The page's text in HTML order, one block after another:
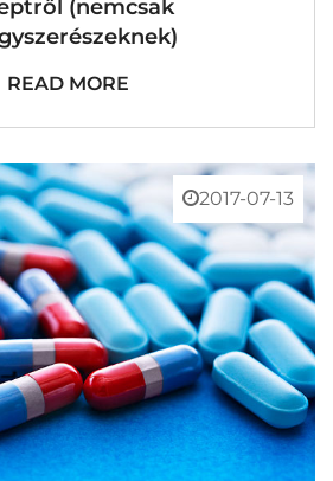
(nemcsak
READ MORE
2017-07-13